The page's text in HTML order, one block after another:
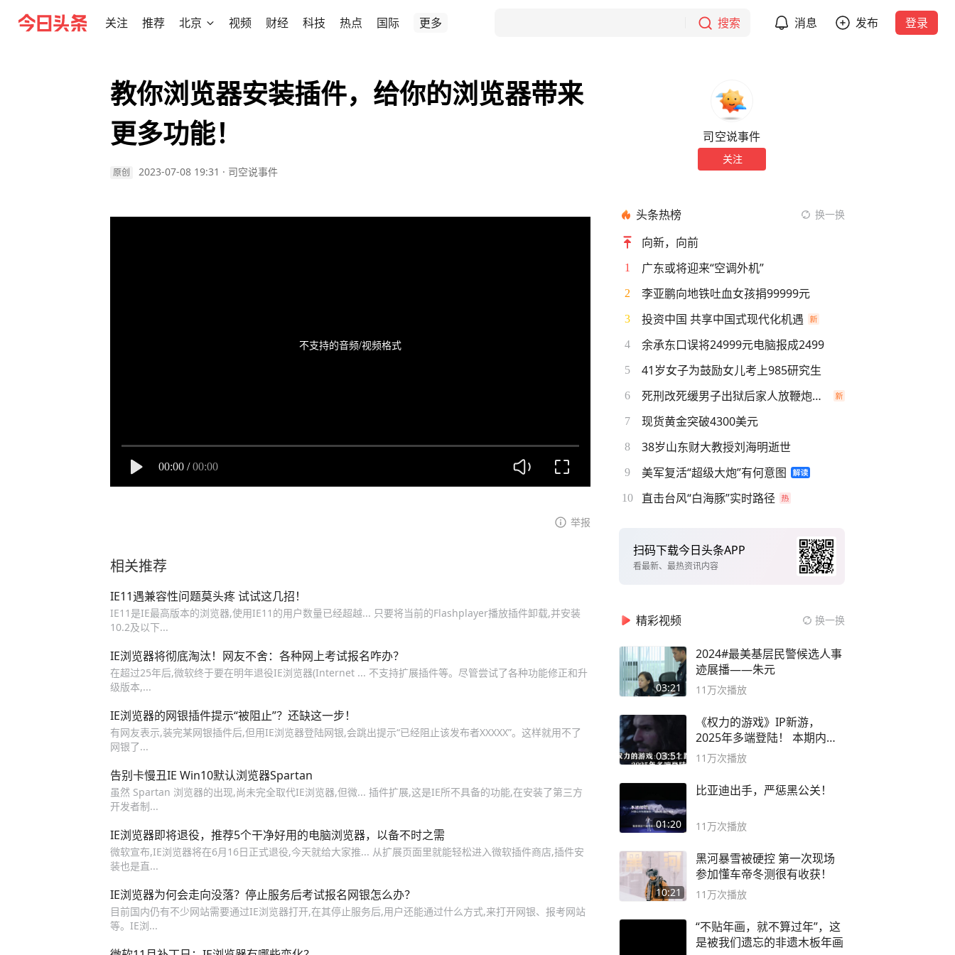
关注 推荐 北京 视频 财经 科技 热点 国际 更多 搜索 消息 发布 登录
教你浏览器安装插件，给你的浏览器带来
更多功能！
原创 2023-07-08 19:31 · 司空说事件
不支持的音频/视频格式
00:00 / 00:00
举报
相关推荐
IE11遇兼容性问题莫头疼 试试这几招！
IE11是IE最高版本的浏览器,使用IE11的用户数量已经超越... 只要将当前的Flashplayer播放插件卸载,并安装
10.2及以下...
IE浏览器将彻底淘汰！网友不舍：各种网上考试报名咋办？
在超过25年后,微软终于要在明年退役IE浏览器(Internet ... 不支持扩展插件等。尽管尝试了各种功能修正和升
级版本,...
IE浏览器的网银插件提示“被阻止”？还缺这一步！
有网友表示,装完某网银插件后,但用IE浏览器登陆网银,会跳出提示“已经阻止该发布者XXXXX”。这样就用不了
网银了...
告别卡慢丑IE Win10默认浏览器Spartan
虽然 Spartan 浏览器的出现,尚未完全取代IE浏览器,但微... 插件扩展,这是IE所不具备的功能,在安装了第三方
开发者制...
IE浏览器即将退役，推荐5个干净好用的电脑浏览器，以备不时之需
微软宣布,IE浏览器将在6月16日正式退役,今天就给大家推... 从扩展页面里就能轻松进入微软插件商店,插件安
装也是直...
IE浏览器为何会走向没落？停止服务后考试报名网银怎么办？
目前国内仍有不少网站需要通过IE浏览器打开,在其停止服务后,用户还能通过什么方式,来打开网银、报考网站
等。IE浏...
司空说事件
关注
头条热榜 换一换
向新，向前
1 广东或将迎来“空调外机”
2 李亚鹏向地铁吐血女孩捐99999元
3 投资中国 共享中国式现代化机遇
4 余承东口误将24999元电脑报成2499
5 41岁女子为鼓励女儿考上985研究生
6 死刑改死缓男子出狱后家人放鞭炮庆祝
7 现货黄金突破4300美元
8 38岁山东财大教授刘海明逝世
9 美军复活“超级大炮”有何意图
10 直击台风“白海豚”实时路径
扫码下载今日头条APP
看最新、最热资讯内容
精彩视频 换一换
03:21
2024#最美基层民警候选人事
迹展播——朱元
11万次播放
03:51
《权力的游戏》IP新游，
2025年多端登陆！ 本期内容
概要
11万次播放
01:20
比亚迪出手，严惩黑公关！
11万次播放
10:21
黑河暴雪被硬控 第一次现场
参加懂车帝冬测很有收获！
11万次播放
“不贴年画，就不算过年”，这
是被我们遗忘的非遗木板年画